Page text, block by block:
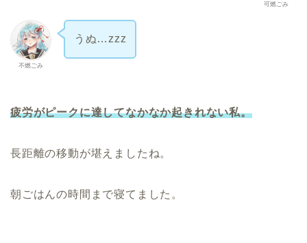
可燃ごみ
不燃ごみ
うぬ…zzz
疲労がピークに達してなかなか起きれない私。
長距離の移動が堪えましたね。
朝ごはんの時間まで寝てました。